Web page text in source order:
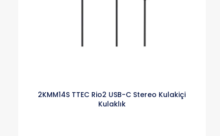
2KMM14S TTEC Rio2 USB-C Stereo Kulakiçi
Kulaklık